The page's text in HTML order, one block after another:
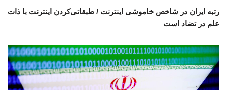
رتبه ایران در شاخص خاموشی اینترنت / طبقاتی‌کردن اینترنت با ذات
علم در تضاد است